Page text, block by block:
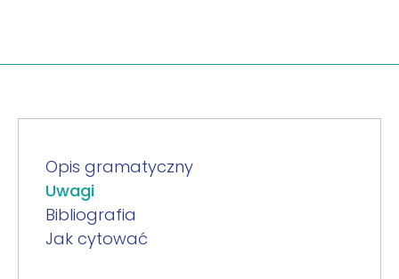
Opis gramatyczny
Uwagi
Bibliografia
Jak cytować